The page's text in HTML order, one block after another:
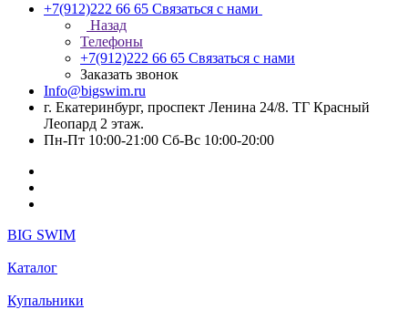
+7(912)222 66 65 Связаться с нами
Назад
Телефоны
+7(912)222 66 65 Связаться с нами
Заказать звонок
Info@bigswim.ru
г. Екатеринбург, проспект Ленина 24/8. ТГ Красный
Леопард 2 этаж.
Пн-Пт 10:00-21:00 Сб-Вс 10:00-20:00
BIG SWIM
Каталог
Купальники